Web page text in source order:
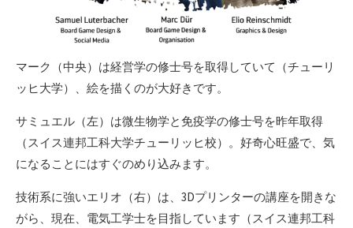
マーク（中央）は経営学の修士号を取得していて（チューリ
ッヒ大学）、絵を描くのが大好きです。
サミュエル（左）は微生物学と免疫学の修士号を昨年取得
（スイス連邦工科大学チューリッヒ校）。好奇心旺盛で、気
になることにはすぐのめり込みます。
技術系に強いエリオ（右）は、3Dプリンターの講座を開きな
がら、現在、電気工学士を目指しています（スイス連邦工科